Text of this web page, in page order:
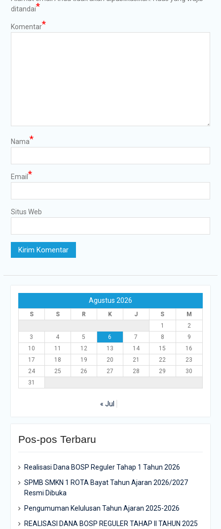
ditandai*
Komentar*
Nama*
Email *
Situs Web
Agustus 2026
S S R K J S
M
1
2
3
4 5 6 7 8
9
10
11 12 13 14 15
16
17
18 19 20 21 22
23
24
25 26 27 28 29
30
31
« Jul
Pos-pos Terbaru
Realisasi Dana BOSP Reguler Tahap 1 Tahun 2026
SPMB SMKN 1 ROTA Bayat Tahun Ajaran 2026/2027
Resmi Dibuka
Pengumuman Kelulusan Tahun Ajaran 2025-2026
REALISASI DANA BOSP REGULER TAHAP II TAHUN 2025